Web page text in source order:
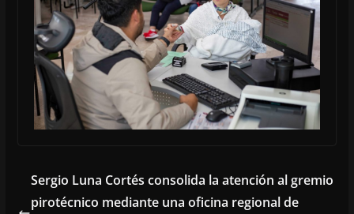
Sergio Luna Cortés consolida la atención al gremio
pirotécnico mediante una oficina regional de